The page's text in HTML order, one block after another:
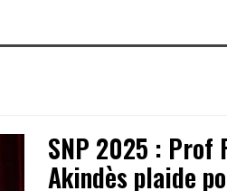
SNP 2025 : Prof
Akindès plaide